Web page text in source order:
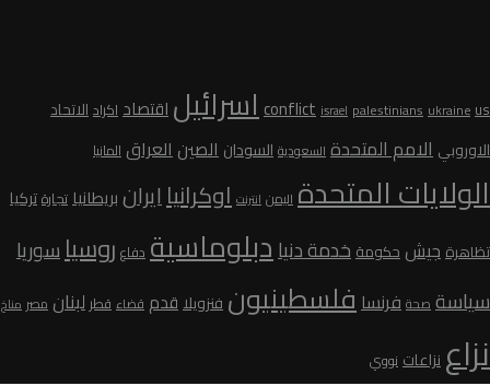
conflict israel palestiniansukraineus اسرائيلاقتصاداكرادالاتحاد
الاوروبي الامم المتحدةالسعوديةالسودانالصينالعراق المانيا
الولايات المتحدةاليمن انترنت اوكرانياايرانبريطانياتجارةتركيا
تظاهرةجيش حكومةخدمة دنيادبلوماسيةدفاع روسياسوريا
سياسةصحةفرنسافلسطينيون فنزويلاقدم قضاءقطرلبنان مصر مناخ
نزاعنزاعاتنووي